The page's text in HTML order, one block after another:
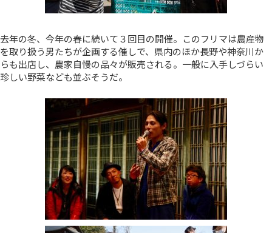
去年の冬、今年の春に続いて３回目の開催。このフリマは農産物
を取り扱う男たちが企画する催しで、県内のほか長野や神奈川か
らも出店し、農家自慢の品々が販売される。一般に入手しづらい
珍しい野菜なども並ぶそうだ。